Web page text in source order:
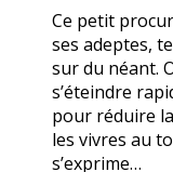
Ce petit
ses adeptes,
sur du néant.
s’éteindre
pour réduire
les vivres au
s’exprime…